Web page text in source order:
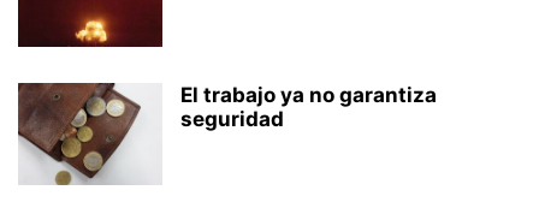
El trabajo ya no garantiza
seguridad